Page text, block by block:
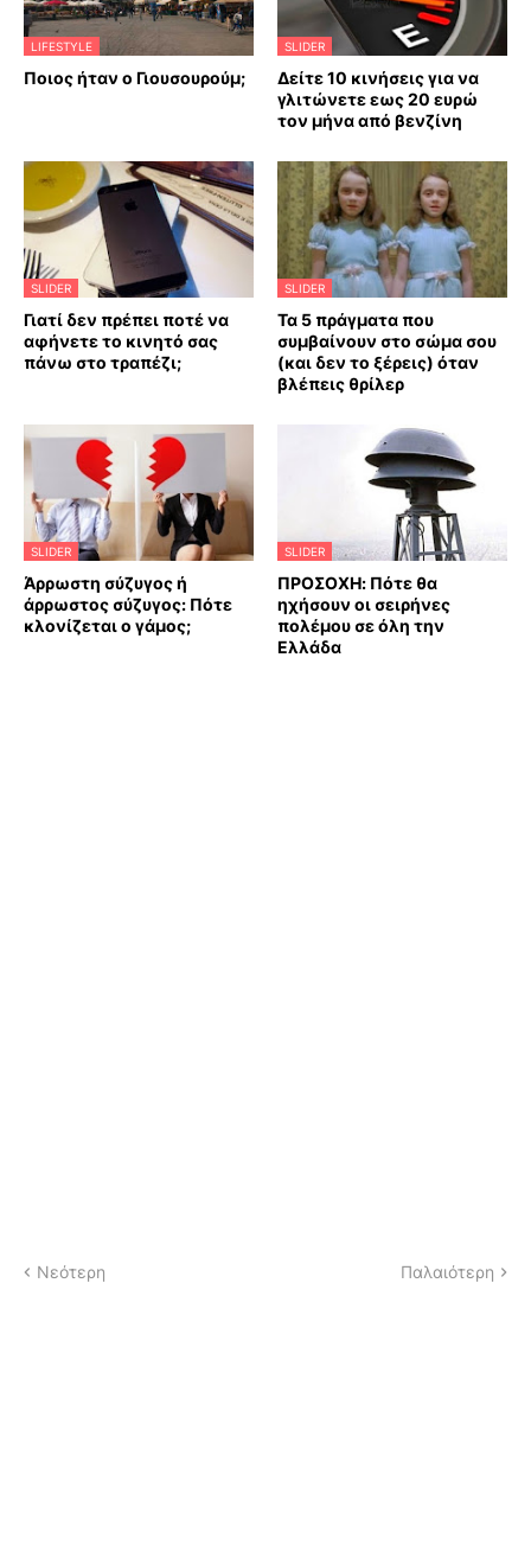
LIFESTYLE
Ποιος ήταν ο Γιουσουρούμ;
SLIDER
Δείτε 10 κινήσεις για να
γλιτώνετε εως 20 ευρώ
τον μήνα από βενζίνη
SLIDER
Γιατί δεν πρέπει ποτέ να
αφήνετε το κινητό σας
πάνω στο τραπέζι;
SLIDER
Τα 5 πράγματα που
συμβαίνουν στο σώμα σου
(και δεν το ξέρεις) όταν
βλέπεις θρίλερ
SLIDER
Άρρωστη σύζυγος ή
άρρωστος σύζυγος: Πότε
κλονίζεται ο γάμος;
SLIDER
ΠΡΟΣΟΧΗ: Πότε θα
ηχήσουν οι σειρήνες
πολέμου σε όλη την
Ελλάδα
Νεότερη Παλαιότερη